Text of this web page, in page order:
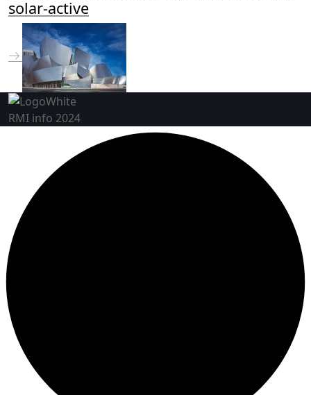
solar-active
RMI info 2024